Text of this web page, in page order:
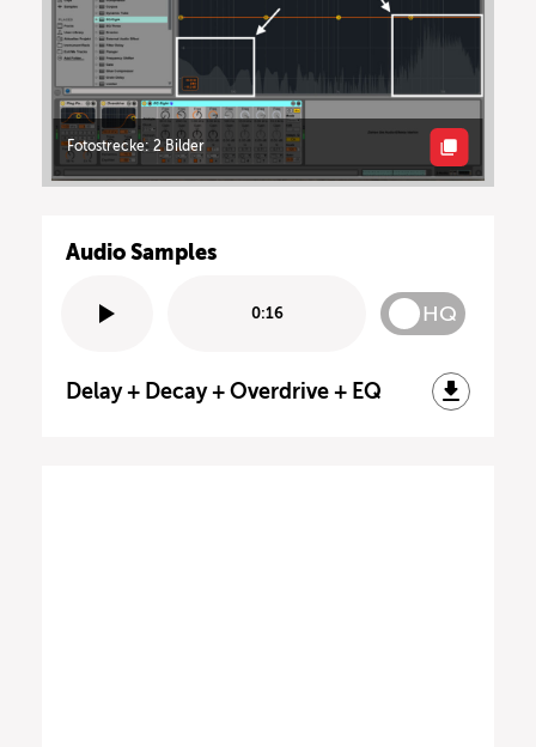
Fotostrecke: 2 Bilder
Audio Samples
0:16 HQ
Delay + Decay + Overdrive + EQ